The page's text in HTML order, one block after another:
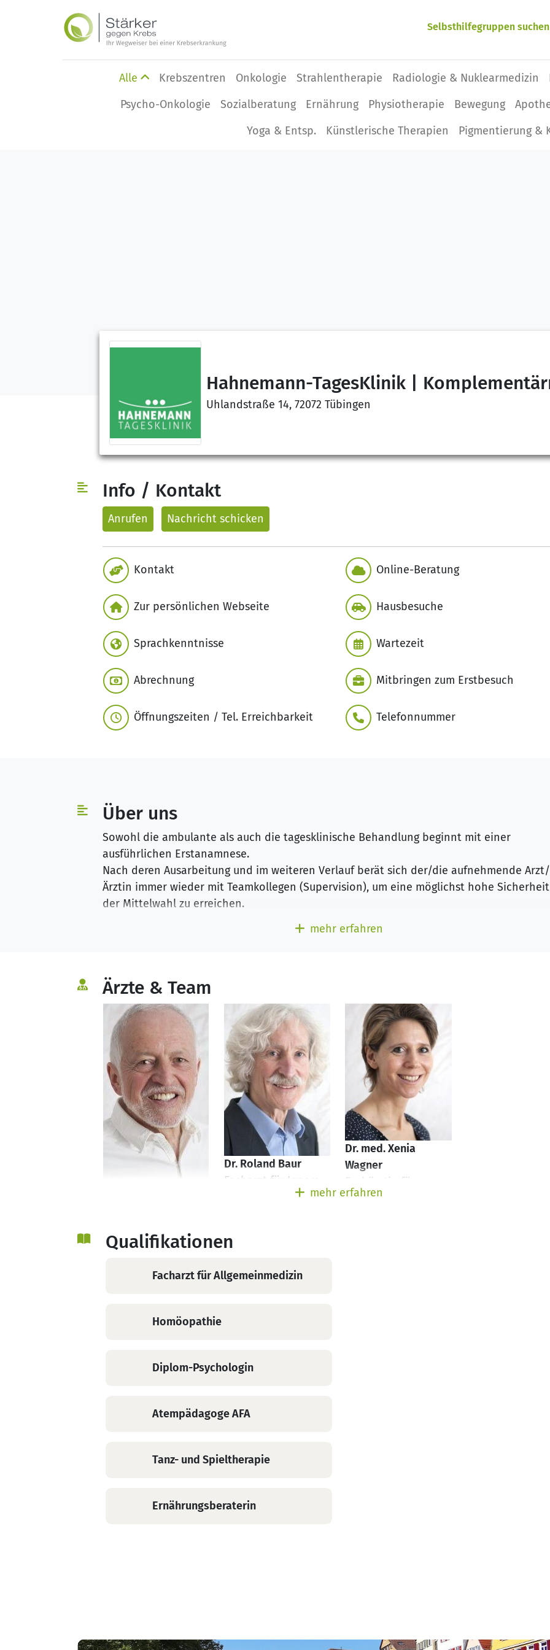
Selbsthilfegruppen suchen
Alle Krebszentren Onkologie Strahlentherapie Radiologie & Nuklearmedizin
Psycho-Onkologie
Sozialberatung Ernährung Physio­therapie Bewegung
Yoga & Entsp.
Künstlerische Therapien Pigmentierung &
Hahnemann-TagesKlinik |
Uhlandstraße 14, 72072 Tübingen
Info / Kontakt
Anrufen Nachricht schicken
Kontakt
Zur persönlichen Webseite
Sprachkenntnisse
Abrechnung
Öffnungszeiten / Tel. Erreichbarkeit
Online-Beratung
Hausbesuche
Wartezeit
Mitbringen zum Erstbesuch
Telefonnummer
Über uns
Sowohl die ambulante als auch die tagesklinische Behandlung beginnt mit einer
ausführlichen Erstanamnese.
Nach deren Ausarbeitung und im weiteren Verlauf berät sich der/die aufnehmende Arzt/
Ärztin immer wieder mit Teamkollegen (Supervision), um eine möglichst hohe
der Mittelwahl zu erreichen.
Der Prozess der Gesundung kann durch ein therapeutisches Begleitprogramm unterstützt
und Geist.
Bei schweren Erkrankungen hat sich die intensive Begleitung mit täglichen Kontakten zu
den Ärzten und den Therapeuten sehr bewährt, um in einem geschützten Rahmen alte,
krankmachende Muster aufgeben zu können und Schritte in ein neues Leben zu gehen.
mehr erfahren
Ärzte & Team
Homöopathie
Dr. Roland Baur
Facharzt für Innere
Dr. med. Xenia
Wagner
Fachärztin für
Allgemeinmedizin
mehr erfahren
Qualifikationen
Facharzt für Allgemeinmedizin
Homöopathie
Diplom-Psychologin
Atempädagoge AFA
Tanz- und Spieltherapie
Ernährungsberaterin